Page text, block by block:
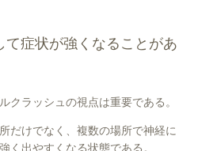
て症状が強くなることがあ
クラッシュの視点は重要である。
だけでなく、複数の場所で神経に
く出やすくなる状態である。